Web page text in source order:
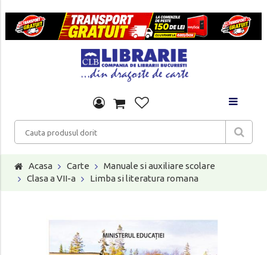
Acasa Carte
Manuale si auxiliare scolare
Clasa a VII-a
Limba si literatura romana